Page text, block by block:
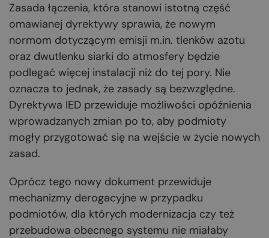
Zasada łączenia, która stanowi istotną część
omawianej dyrektywy sprawia, że nowym
normom dotyczącym emisji m.in. tlenków azotu
oraz dwutlenku siarki do atmosfery będzie
podlegać więcej instalacji niż do tej pory. Nie
oznacza to jednak, że zasady są bezwzględne.
Dyrektywa IED przewiduje możliwości opóźnienia
wprowadzanych zmian po to, aby podmioty
mogły przygotować się na wejście w życie nowych
zasad.
Oprócz tego nowy dokument przewiduje
mechanizmy derogacyjne w przypadku
podmiotów, dla których modernizacja czy też
przebudowa obecnego systemu nie miałaby